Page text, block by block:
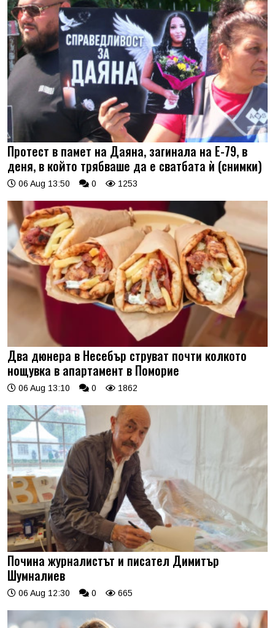
Протест в памет на Даяна, загинала на Е-79, в
деня, в който трябваше да е сватбата ѝ (снимки)
06 Aug 13:50 0 1253
Два дюнера в Несебър струват почти колкото
нощувка в апартамент в Поморие
06 Aug 13:10 0 1862
Почина журналистът и писател Димитър
Шумналиев
06 Aug 12:30 0 665